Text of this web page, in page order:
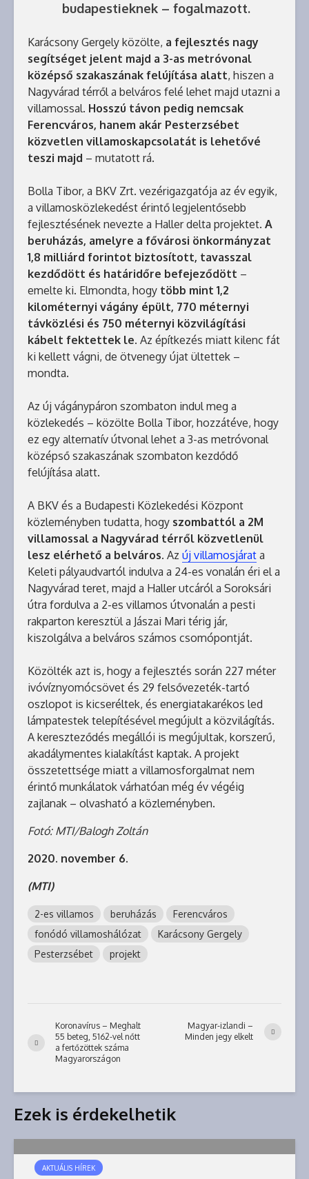
budapestieknek – fogalmazott.
Karácsony Gergely közölte, a fejlesztés nagy
segítséget jelent majd a 3-as metróvonal
középső szakaszának felújítása alatt, hiszen a
Nagyvárad térről a belváros felé lehet majd utazni a
villamossal. Hosszú távon pedig nemcsak
Ferencváros, hanem akár Pesterzsébet
közvetlen villamoskapcsolatát is lehetővé
teszi majd – mutatott rá.
Bolla Tibor, a BKV Zrt. vezérigazgatója az év egyik,
a villamosközlekedést érintő legjelentősebb
fejlesztésének nevezte a Haller delta projektet. A
beruházás, amelyre a fővárosi önkormányzat
1,8 milliárd forintot biztosított, tavasszal
kezdődött és határidőre befejeződött –
emelte ki. Elmondta, hogy több mint 1,2
kilométernyi vágány épült, 770 méternyi
távközlési és 750 méternyi közvilágítási
kábelt fektettek le. Az építkezés miatt kilenc fát
ki kellett vágni, de ötvenegy újat ültettek –
mondta.
Az új vágánypáron szombaton indul meg a
közlekedés – közölte Bolla Tibor, hozzátéve, hogy
ez egy alternatív útvonal lehet a 3-as metróvonal
középső szakaszának szombaton kezdődő
felújítása alatt.
A BKV és a Budapesti Közlekedési Központ
közleményben tudatta, hogy szombattól a 2M
villamossal a Nagyvárad térről közvetlenül
lesz elérhető a belváros. Az új villamosjárat a
Keleti pályaudvartól indulva a 24-es vonalán éri el a
Nagyvárad teret, majd a Haller utcáról a Soroksári
útra fordulva a 2-es villamos útvonalán a pesti
rakparton keresztül a Jászai Mari térig jár,
kiszolgálva a belváros számos csomópontját.
Közölték azt is, hogy a fejlesztés során 227 méter
ivóvíznyomócsövet és 29 felsővezeték-tartó
oszlopot is kicseréltek, és energiatakarékos led
lámpatestek telepítésével megújult a közvilágítás.
A kereszteződés megállói is megújultak, korszerű,
akadálymentes kialakítást kaptak. A projekt
összetettsége miatt a villamosforgalmat nem
érintő munkálatok várhatóan még év végéig
zajlanak – olvasható a közleményben.
Fotó: MTI/Balogh Zoltán
2020. november 6.
(MTI)
2-es villamos beruházás
Ferencváros
fonódó villamoshálózat
Karácsony Gergely
Pesterzsébet
projekt
Koronavírus – Meghalt
55 beteg, 5162-vel nőtt
a fertőzöttek száma
Magyarországon
Magyar-izlandi –
Minden jegy elkelt
Ezek is érdekelhetik
AKTUÁLIS HÍREK